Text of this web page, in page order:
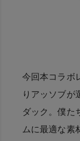
今回本コラボ
りアッソブが
ダック。僕た
ムに最適な素